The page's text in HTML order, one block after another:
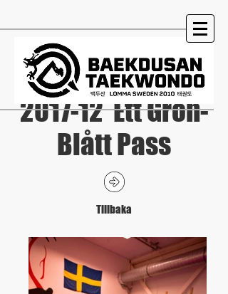
2017-12 Ett Grön-
Blått Pass
Tillbaka